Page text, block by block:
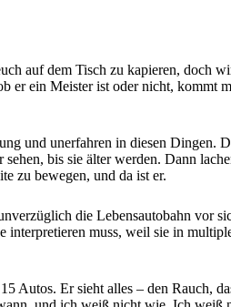
auf dem Tisch zu kapieren, doch
er ein Meister ist oder nicht, kommt
und unerfahren in diesen
bis sie älter werden. Dann
zu bewegen, und da ist er.
die Lebensautobahn vor
interpretieren muss, weil sie in
Autos. Er sieht alles – den Rauch,